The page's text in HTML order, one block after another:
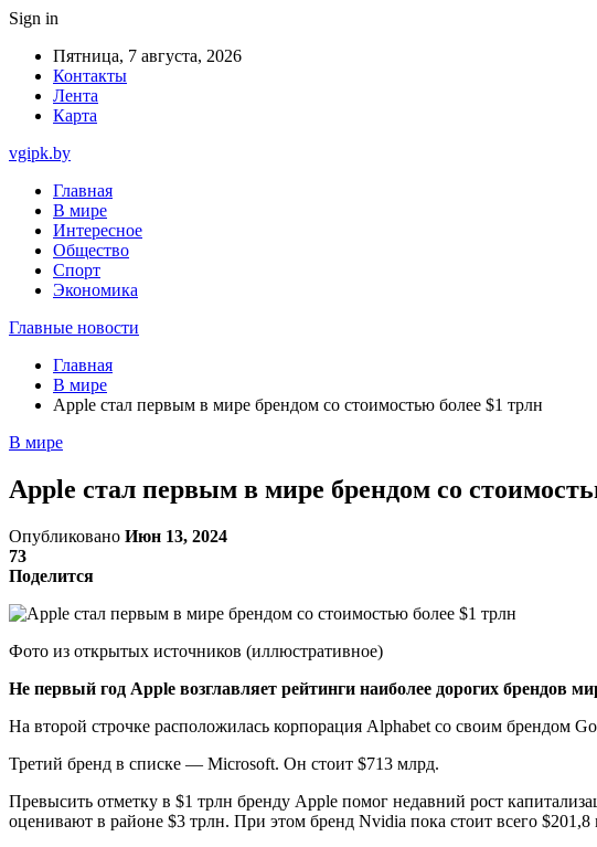
Sign in
Пятница, 7 августа, 2026
Контакты
Лента
Карта
vgipk.by
Главная
В мире
Интересное
Общество
Спорт
Экономика
Главные новости
Главная
В мире
Apple стал первым в мире брендом со стоимостью более $1 трлн
В мире
Apple стал первым в мире брендом со
Опубликовано Июн 13, 2024
73
Поделится
Фото из открытых источников (иллюстративное)
Не первый год Apple возглавляет рейтинги наиболее дорогих брендов
На второй строчке расположилась корпорация Alphabet со своим брендом
Третий бренд в списке — Microsoft. Он стоит $713 млрд.
Превысить отметку в $1 трлн бренду Apple помог недавний рост
оценивают в районе $3 трлн. При этом бренд Nvidia пока стоит всего